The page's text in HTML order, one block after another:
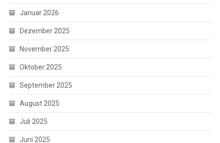
Januar 2026
Dezember 2025
November 2025
Oktober 2025
September 2025
August 2025
Juli 2025
Juni 2025